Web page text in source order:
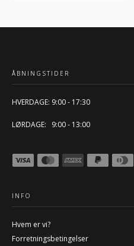
ÅBNINGSTIDER
HVERDAGE: 9:00 - 17:30
LØRDAGE: 9:00 - 13:00
INFO
Hvem er vi?
Forretningsbetingelser